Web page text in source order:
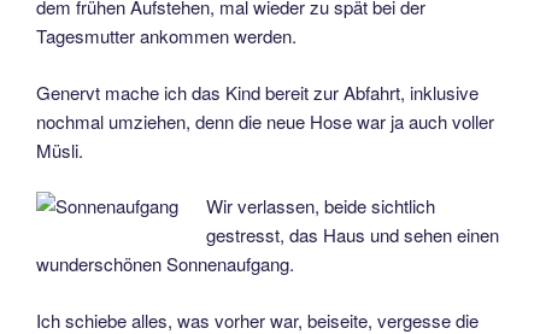
dem frühen Aufstehen, mal wieder zu spät bei der
Tagesmutter ankommen werden.
Genervt mache ich das Kind bereit zur Abfahrt, inklusive
nochmal umziehen, denn die neue Hose war ja auch voller
Müsli.
Wir verlassen, beide sichtlich
gestresst, das Haus und sehen einen
wunderschönen Sonnenaufgang.
Ich schiebe alles, was vorher war, beiseite, vergesse die